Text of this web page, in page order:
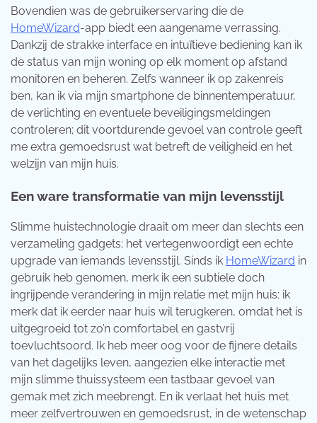
Bovendien was de gebruikerservaring die de
HomeWizard-app biedt een aangename verrassing.
Dankzij de strakke interface en intuïtieve bediening kan ik
de status van mijn woning op elk moment op afstand
monitoren en beheren. Zelfs wanneer ik op zakenreis
ben, kan ik via mijn smartphone de binnentemperatuur,
de verlichting en eventuele beveiligingsmeldingen
controleren; dit voortdurende gevoel van controle geeft
me extra gemoedsrust wat betreft de veiligheid en het
welzijn van mijn huis.
Een ware transformatie van mijn levensstijl
Slimme huistechnologie draait om meer dan slechts een
verzameling gadgets; het vertegenwoordigt een echte
upgrade van iemands levensstijl. Sinds ik HomeWizard in
gebruik heb genomen, merk ik een subtiele doch
ingrijpende verandering in mijn relatie met mijn huis: ik
merk dat ik eerder naar huis wil terugkeren, omdat het is
uitgegroeid tot zo’n comfortabel en gastvrij
toevluchtsoord. Ik heb meer oog voor de fijnere details
van het dagelijks leven, aangezien elke interactie met
mijn slimme thuissysteem een ​​tastbaar gevoel van
gemak met zich meebrengt. En ik verlaat het huis met
meer zelfvertrouwen en gemoedsrust, in de wetenschap